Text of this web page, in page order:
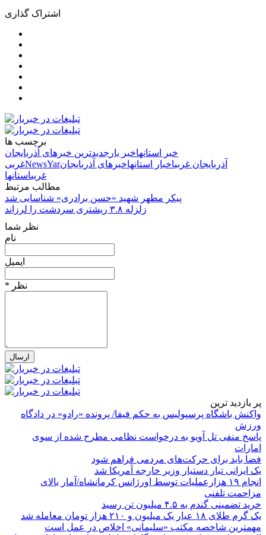
اشتراک گذاری
برچسب ها
خبر استانهاخبر یار جدیدترین خبرهای آذربایجان
غربیNewsYar آذربایجان غربیاخبار استانهاخبرهای آذربایجان
غربیاستانها
مطالب مرتبط
پیکر مطهر شهید «حسن برادری» شناسایی شد
زلزله ۳.۸ ریشتری سردشت را لرزاند
نظر شما
نام
ایمیل
* نظر
پر بازدید ترین
واکنش باشگاه پرسپولیس به حکم فیفا/ پرونده «رادو» در دادگاه
ورزش
پاسخ منفی تل آویو به درخواست نظامی مطرح شده از سوی
امارات
فضا باید برای حرکت‌های مردمی فراهم شود
یک ایرانی تبار دستیار وزیر خارجه آمریکا شد
انجام ۱۹ هزارعملیات توسط اورژانس کرمانشاه/آمار بالای
مزاحمت تلفنی
خرید تضمینی گندم به ۴.۵ میلیون تن رسید
یک گرم طلای ۱۸ عیار یک میلیون و ۲۱۰ هزار تومان معامله شد
مهمترین شاخصه مکتب «سلیمانی» اخلاص در عمل است